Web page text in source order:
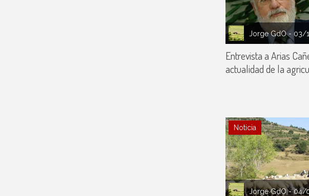
Jorge GdO - 03/
Entrevista a Arias
actualidad de la
Jorge GdO - 04/
Noticia